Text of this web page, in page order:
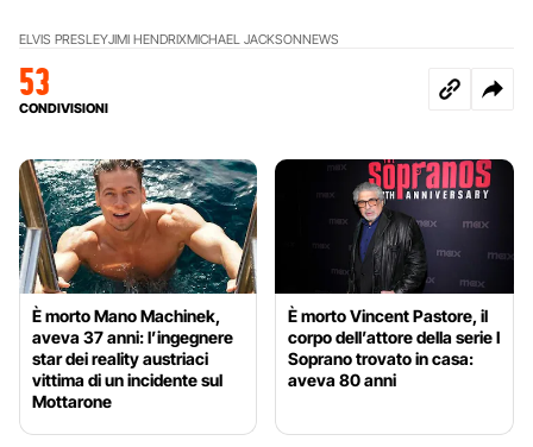
ELVIS PRESLEYJIMI HENDRIXMICHAEL JACKSONNEWS
53
CONDIVISIONI
È morto Mano Machinek,
aveva 37 anni: l’ingegnere
star dei reality austriaci
vittima di un incidente sul
Mottarone
È morto Vincent Pastore, il
corpo dell’attore della serie I
Soprano trovato in casa:
aveva 80 anni